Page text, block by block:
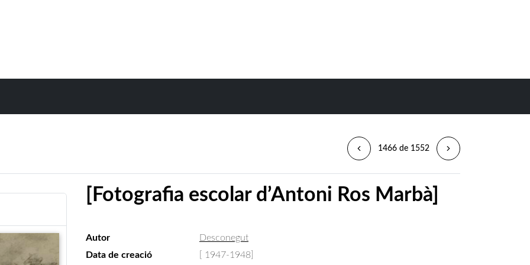
1466 de 1552
[Fotografia escolar d’Antoni Ros Marbà]
Autor
Desconegut
Data de creació
[ 1947-1948]